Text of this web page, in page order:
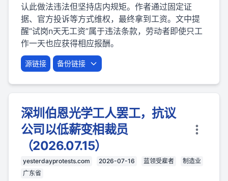
认此做法违法但坚持店内规矩。作者通过固定证
据、官方投诉等方式维权，最终拿到工资。文中提
醒“试岗n天无工资”属于违法条款，劳动者即使只工
作一天也应获得相应报酬。
源链接 备份链接
深圳伯恩光学工人罢工，抗议
公司以低薪变相裁员
（2026.07.15）
yesterdayprotests.com 2026-07-16 蓝领受雇者
制造业
广东省